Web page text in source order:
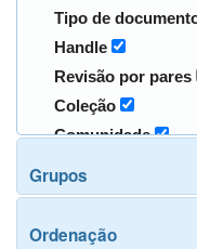
Tipo de
Handle
Revisão por pares
Coleção
Comunidade
Grupos
Ordenação